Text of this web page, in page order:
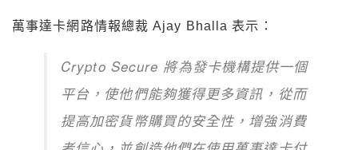
萬事達卡網路情報總裁 Ajay Bhalla 表示 ：
Crypto Secure 將為發卡機構提供一個
平台，使他們能夠獲得更多資訊，從而
提高加密貨幣購買的安全性，增強消費